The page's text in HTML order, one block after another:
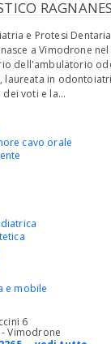
e Protesi Dentaria
a Vimodrone
dell'ambulatorio
laureata in
voti e la...
cavo orale
e mobile
6
Vimodrone